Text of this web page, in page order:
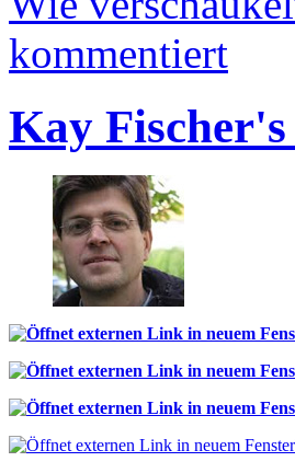
kommentiert
Kay